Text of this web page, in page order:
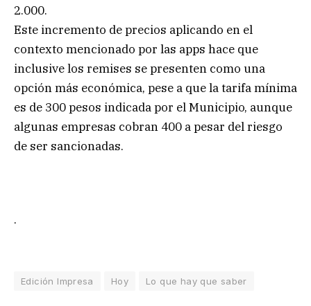
2.000.
Este incremento de precios aplicando en el
contexto mencionado por las apps hace que
inclusive los remises se presenten como una
opción más económica, pese a que la tarifa mínima
es de 300 pesos indicada por el Municipio, aunque
algunas empresas cobran 400 a pesar del riesgo
de ser sancionadas.
.
Edición Impresa Hoy Lo que hay que saber